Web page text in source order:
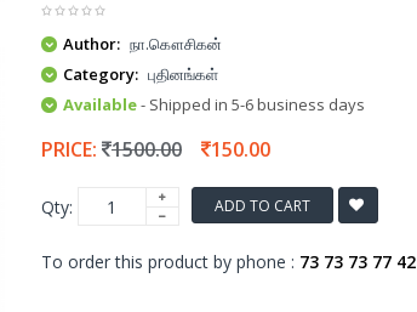
Author: நா.கௌசிகன்
Category: புதினங்கள்
Available- Shipped in 5-6 business days
PRICE: 1500.00 150.00
Qty: ADD TO CART
To order this product by phone : 73 73 73 77 42